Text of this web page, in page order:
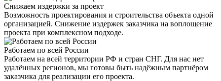
Снижаем издержки за проект
Возможность проектирования и строительства объекта одной
организацией. Снижение издержек заказчика на воплощение
проекта при комплексном подходе.
Работаем по всей России
Работаем на всей территории РФ и стран СНГ. Для нас нет
удалённых регионов, мы готовы быть надёжным партнёром
заказчика для реализации его проекта.